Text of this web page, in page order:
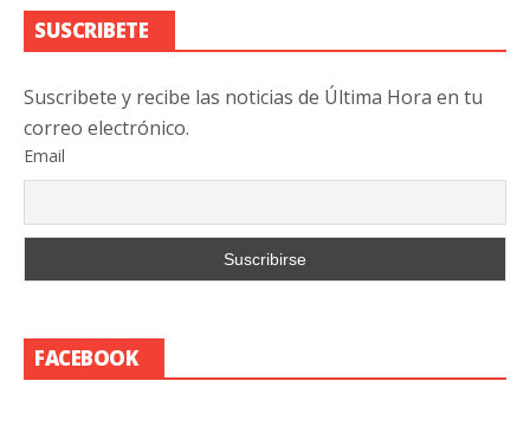
SUSCRIBETE
Suscribete y recibe las noticias de Última Hora en tu
correo electrónico.
Email
FACEBOOK